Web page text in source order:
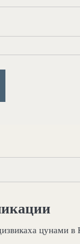
цунами в